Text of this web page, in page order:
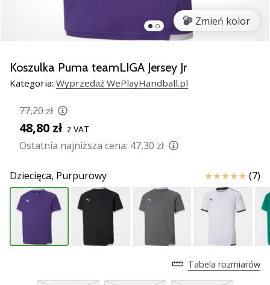
ręcznej
Accelerate
SQD
5!
Odkryj
techniczne
i
przekonaj
się,
czy
warto…
Zmień kolor
Koszulka Puma teamLIGA Jersey Jr
Kategoria: Wyprzedaż WePlayHandball.pl
77,20 zł
48,80 zł z VAT
Ostatnia najniższa cena: 47,30 zł
Dziecięca, Purpurowy Ocena (7)
Tabela rozmiarów